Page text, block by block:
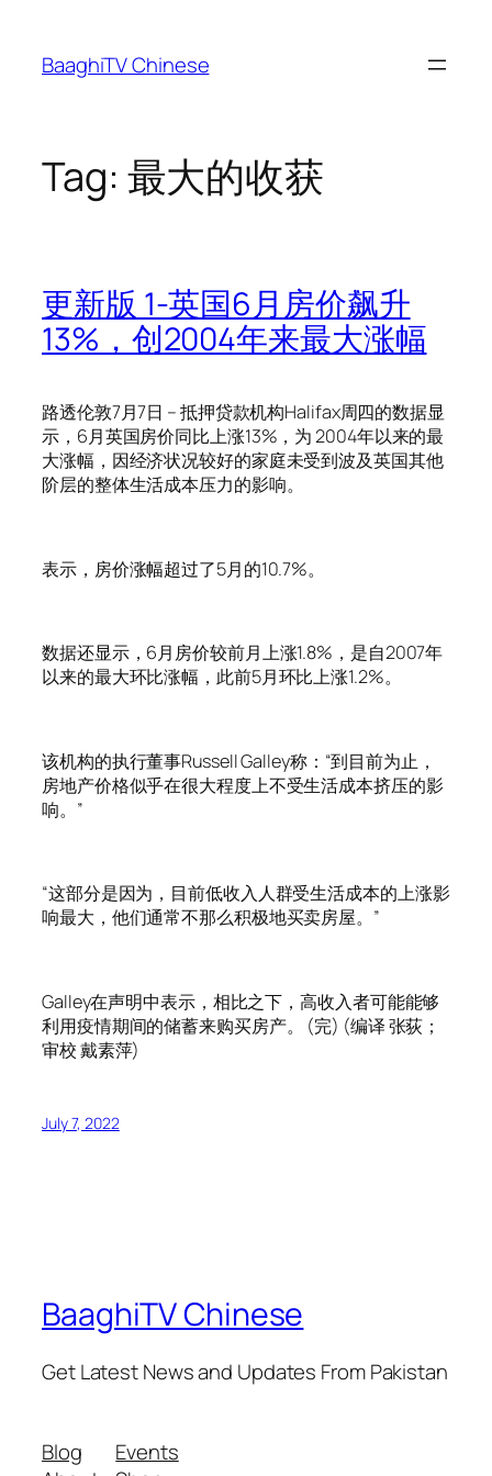
content
BaaghiTV Chinese
Tag: 最大的收获
更新版 1-英国6月房价飙升
13%，创2004年来最大涨幅
路透伦敦7月7日 – 抵押贷款机构Halifax周四的数据显
示，6月英国房价同比上涨13%，为 2004年以来的最
大涨幅，因经济状况较好的家庭未受到波及英国其他
阶层的整体生活成本压力的影响。
表示，房价涨幅超过了5月的10.7%。
数据还显示，6月房价较前月上涨1.8%，是自2007年
以来的最大环比涨幅，此前5月环比上涨1.2%。
该机构的执行董事Russell Galley称：“到目前为止，
房地产价格似乎在很大程度上不受生活成本挤压的影
响。”
“这部分是因为，目前低收入人群受生活成本的上涨影
响最大，他们通常不那么积极地买卖房屋。”
Galley在声明中表示，相比之下，高收入者可能能够
利用疫情期间的储蓄来购买房产。 (完) (编译 张荻；
审校 戴素萍)
July 7, 2022
BaaghiTV Chinese
Get Latest News and Updates From Pakistan
Blog
Events